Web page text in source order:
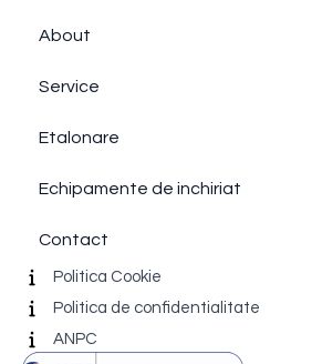
About
Service
Etalonare
Echipamente de inchiriat
Contact
Politica Cookie
Politica de confidentialitate
ANPC